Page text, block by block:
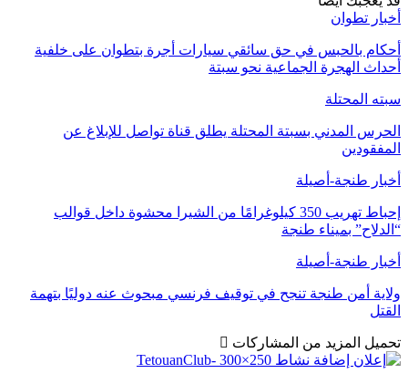
أخبار تطوان
أحكام بالحبس في حق سائقي سيارات أجرة بتطوان على خلفية
أحداث الهجرة الجماعية نحو سبتة
سبته المحتلة
الحرس المدني بسبتة المحتلة يطلق قناة تواصل للإبلاغ عن
المفقودين
أخبار طنجة-أصيلة
إحباط تهريب 350 كيلوغرامًا من الشيرا محشوة داخل قوالب
“الدلاح” بميناء طنجة
أخبار طنجة-أصيلة
ولاية أمن طنجة تنجح في توقيف فرنسي مبحوث عنه دوليًا بتهمة
القتل
تحميل المزيد من المشاركات